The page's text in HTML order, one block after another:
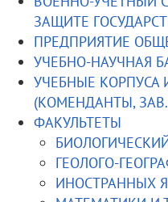
ЗАЩИТЕ
ПРЕДПРИЯТИЕ
УЧЕБНО-НАУЧНАЯ
УЧЕБНЫЕ
(КОМЕНДАНТЫ,
ФАКУЛЬТЕТЫ
ГЕОЛОГО-
ИНОСТРАННЫХ